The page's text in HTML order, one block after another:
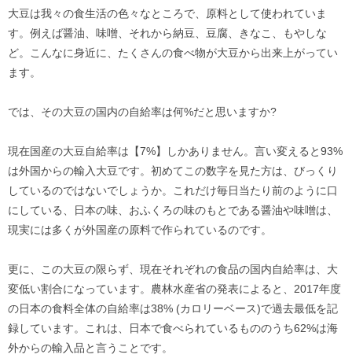
大豆は我々の食生活の色々なところで、原料として使われていま
す。例えば醤油、味噌、それから納豆、豆腐、きなこ、もやしな
ど。こんなに身近に、たくさんの食べ物が大豆から出来上がってい
ます。
では、その大豆の国内の自給率は何%だと思いますか?
現在国産の大豆自給率は【7%】しかありません。言い変えると93%
は外国からの輸入大豆です。初めてこの数字を見た方は、びっくり
しているのではないでしょうか。これだけ毎日当たり前のように口
にしている、日本の味、おふくろの味のもとである醤油や味噌は、
現実には多くが外国産の原料で作られているのです。
更に、この大豆の限らず、現在それぞれの食品の国内自給率は、大
変低い割合になっています。農林水産省の発表によると、2017年度
の日本の食料全体の自給率は38% (カロリーベース)で過去最低を記
録しています。これは、日本で食べられているもののうち62%は海
外からの輸入品と言うことです。